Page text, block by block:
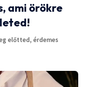
ami örökre
előtted, érdemes